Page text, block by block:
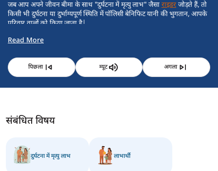
जब आप अपने जीवन बीमा के साथ "दुर्घटना में मृत्यु लाभ" जैसाराइडरजोड़ते हैं, तो
किसी भी दुर्घटना या दुर्भाग्यपूर्ण स्थिति में पॉलिसी बेनिफिट यानी की भुगतान, आपके
परिवार वालों को किया जाता है|
Read More
पिछला म्यूट अगला
संबंधित विषय
दुर्घटना में मृत्यु लाभ लाभार्थी